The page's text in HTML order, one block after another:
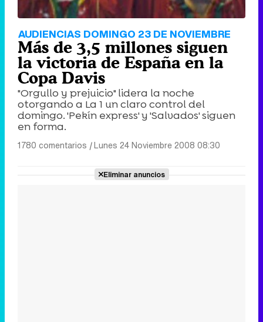
AUDIENCIAS DOMINGO 23 DE NOVIEMBRE
Más de 3,5 millones siguen
la victoria de España en la
Copa Davis
"Orgullo y prejuicio" lidera la noche
otorgando a La 1 un claro control del
domingo. 'Pekín express' y 'Salvados' siguen
en forma.
1780 comentarios |Lunes 24 Noviembre 2008 08:30
Eliminar anuncios